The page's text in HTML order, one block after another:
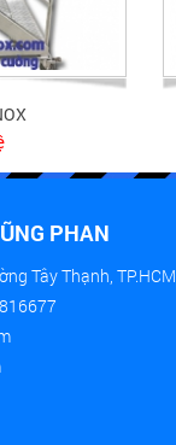
PHAN
Tây Thạnh, TP.HCM